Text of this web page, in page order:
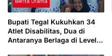
Bupati Tegal Kukuhkan 34
Atlet Disabilitas, Dua di
Antaranya Berlaga di Level